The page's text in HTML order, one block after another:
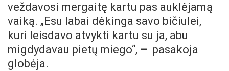
veždavosi mergaitę kartu pas auklėjamą
vaiką. „Esu labai dėkinga savo bičiulei,
kuri leisdavo atvykti kartu su ja, abu
migdydavau pietų miego“, – pasakoja
globėja.